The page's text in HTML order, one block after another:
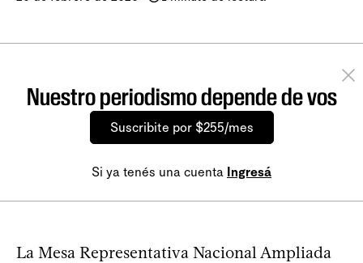
Nuestro periodismo depende de vos
Suscribite por $255/mes
Si ya tenés una cuenta Ingresá
La Mesa Representativa Nacional Ampliada